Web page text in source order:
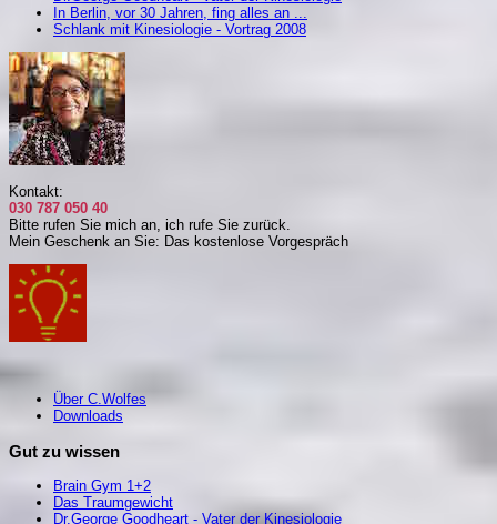
In Berlin, vor 30 Jahren, fing alles an ...
Schlank mit Kinesiologie - Vortrag 2008
Kontakt:
030 787 050 40
Bitte rufen Sie mich an, ich rufe Sie zurück.
Mein Geschenk an Sie: Das kostenlose Vorgespräch
Über C.Wolfes
Downloads
Gut zu wissen
Brain Gym 1+2
Das Traumgewicht
Dr.George Goodheart - Vater der Kinesiologie